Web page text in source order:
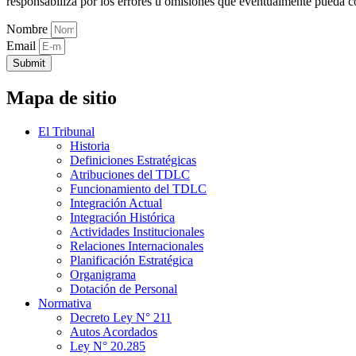
Nombre
Email
Submit
Mapa de sitio
El Tribunal
Historia
Definiciones Estratégicas
Atribuciones del TDLC
Funcionamiento del TDLC
Integración Actual
Integración Histórica
Actividades Institucionales
Relaciones Internacionales
Planificación Estratégica
Organigrama
Dotación de Personal
Normativa
Decreto Ley N° 211
Autos Acordados
Ley N° 20.285